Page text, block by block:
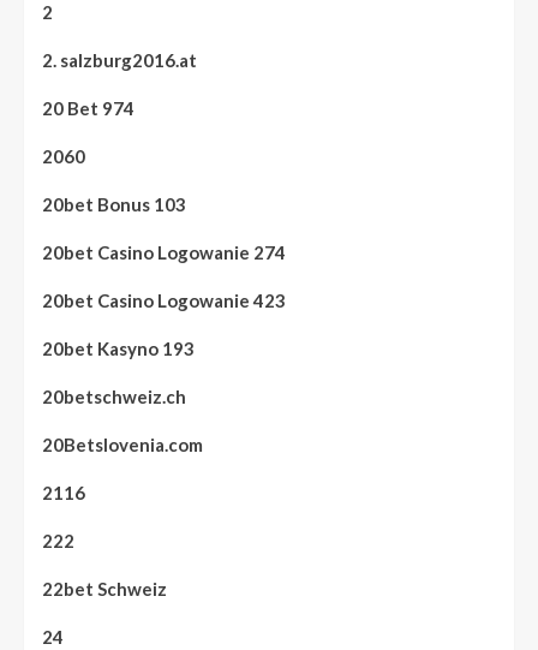
2
2. salzburg2016.at
20 Bet 974
2060
20bet Bonus 103
20bet Casino Logowanie 274
20bet Casino Logowanie 423
20bet Kasyno 193
20betschweiz.ch
20Betslovenia.com
2116
222
22bet Schweiz
24